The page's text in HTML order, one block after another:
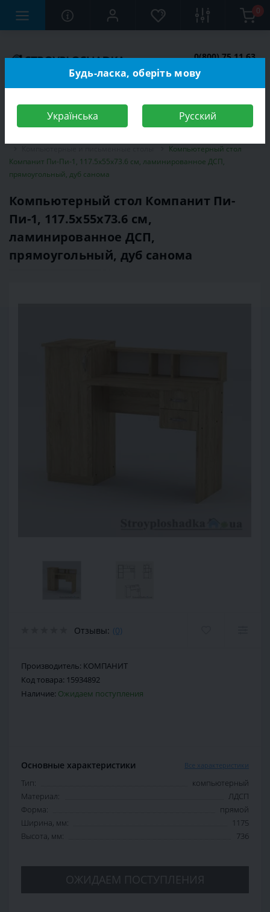
0
0(800) 75 11 63
Компьютерный стол
Компанит Пи-Пи-1, 117.5х55х73.6 см, ламинированное ДСП,
прямоугольный, дуб санома
Компьютерный стол Компанит Пи-
Пи-1, 117.5х55х73.6 см,
ламинированное ДСП,
прямоугольный, дуб санома
Отзывы: (0)
Производитель: КОМПАНИТ
Код товара: 15934892
Наличие: Ожидаем поступления
Основные характеристики Все характеристики
Тип:
компьютерный
Материал:
ЛДСП
Форма:
прямой
Ширина, мм:
1175
Высота, мм:
736
ОЖИДАЕМ ПОСТУПЛЕНИЯ
Будь-ласка, оберіть мову
Українська Русский